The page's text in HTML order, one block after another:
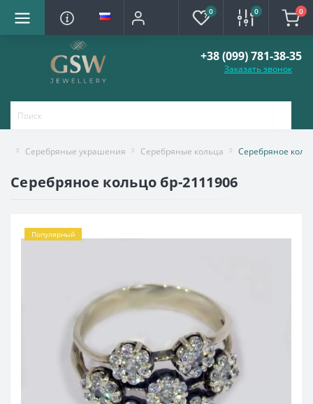
0 0 0
+38 (099) 781-38-35
Заказать звонок
Серебряные украшения Серебряные кольца Серебряное
Серебряное кольцо бр-2111906
Популярный